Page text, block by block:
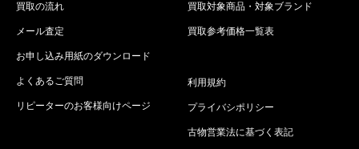
買取の流れ
メール査定
お申し込み用紙のダウンロード
よくあるご質問
リピーターのお客様向けページ
買取対象商品・対象ブランド
買取参考価格一覧表
利用規約
プライバシポリシー
古物営業法に基づく表記